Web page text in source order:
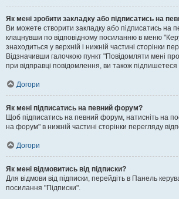
Як мені зробити закладку або підписатись на
Ви можете створити закладку або підписатись на
клацнувши по відповідному посиланню в меню
знаходиться у верхній і нижній частині сторінки
Відзначивши галочкою пункт "Повідомляти мені
при відправці повідомлення, ви також підпишетеся
Догори
Як мені підписатись на певний форум?
Щоб підписатись на певний форум, натисніть на
на форум" в нижній частині сторінки перегляду
Догори
Як мені відмовитись від підписки?
Для відмови від підписки, перейдіть в Панель
посилання "Підписки".